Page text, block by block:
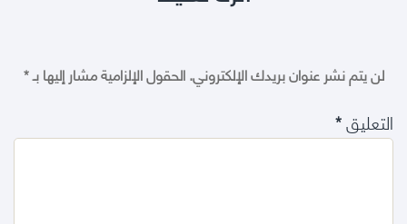
لن يتم نشر عنوان بريدك الإلكتروني.الحقول الإلزامية مشار إليها بـ*
التعليق*